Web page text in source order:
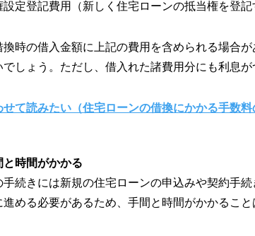
設定登記費用（新しく住宅ローンの抵当権を登記
換時の借入金額に上記の費用を含められる場合
でしょう。ただし、借入れた諸費用分にも利息が
せて読みたい（住宅ローンの借換にかかる手数
時間がかかる
手続きには新規の住宅ローンの申込みや契約手
進める必要があるため、手間と時間がかかること